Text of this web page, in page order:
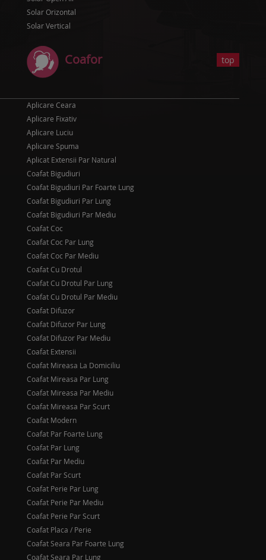
Solar Orizontal
Solar Vertical
top
Coafor
Aplicare Ceara
Aplicare Fixativ
Aplicare Luciu
Aplicare Spuma
Aplicat Extensii Par Natural
Coafat Bigudiuri
Coafat Bigudiuri Par Foarte Lung
Coafat Bigudiuri Par Lung
Coafat Bigudiuri Par Mediu
Coafat Coc
Coafat Coc Par Lung
Coafat Coc Par Mediu
Coafat Cu Drotul
Coafat Cu Drotul Par Lung
Coafat Cu Drotul Par Mediu
Coafat Difuzor
Coafat Difuzor Par Lung
Coafat Difuzor Par Mediu
Coafat Extensii
Coafat Mireasa La Domiciliu
Coafat Mireasa Par Lung
Coafat Mireasa Par Mediu
Coafat Mireasa Par Scurt
Coafat Modern
Coafat Par Foarte Lung
Coafat Par Lung
Coafat Par Mediu
Coafat Par Scurt
Coafat Perie Par Lung
Coafat Perie Par Mediu
Coafat Perie Par Scurt
Coafat Placa / Perie
Coafat Seara Par Foarte Lung
Coafat Seara Par Lung